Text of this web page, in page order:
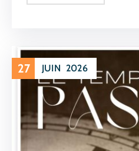
27 JUIN 2026